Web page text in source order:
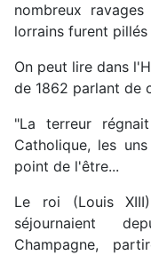
nombreux
lorrains furent pillés
On peut lire dans
de 1862 parlant de
"La terreur
Catholique, les
point de l'être...
Le roi (Louis
séjournaient
Champagne,